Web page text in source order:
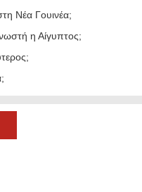
Νέα Γουινέα;
η Αίγυπτος;